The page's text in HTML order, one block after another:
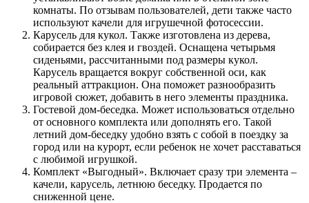
комнаты. По отзывам пользователей, дети также часто
используют качели для игрушечной фотосессии.
Карусель для кукол. Также изготовлена из дерева,
собирается без клея и гвоздей. Оснащена четырьмя
сиденьями, рассчитанными под размеры кукол.
Карусель вращается вокруг собственной оси, как
реальный аттракцион. Она поможет разнообразить
игровой сюжет, добавить в него элементы праздника.
Гостевой дом-беседка. Может использоваться отдельно
от основного комплекта или дополнять его. Такой
летний дом-беседку удобно взять с собой в поездку за
город или на курорт, если ребенок не хочет расставаться
с любимой игрушкой.
Комплект «Выгодный». Включает сразу три элемента –
качели, карусель, летнюю беседку. Продается по
сниженной цене.